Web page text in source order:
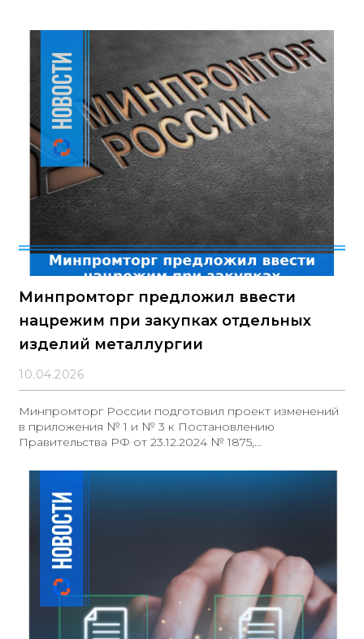
Минпромторг предложил ввести
нацрежим при закупках отдельных
изделий металлургии
10.04.2026
Минпромторг России подготовил проект изменений
в приложения № 1 и № 3 к Постановлению
Правительства РФ от 23.12.2024 № 1875,
при закупках отдельных видов продукции
установить запрет на закупку иностранной
продукции (приложение № 1) и закрепить
минимальную обязательную долю закупок
отечественных товаров (приложение № 3)